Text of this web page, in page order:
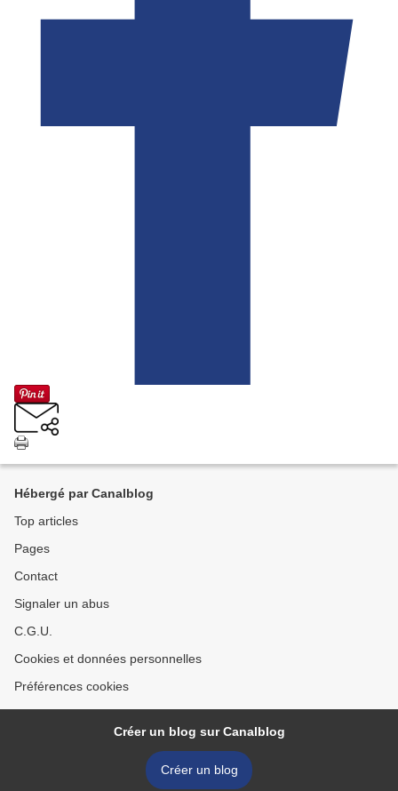
Hébergé par Canalblog
Top articles
Pages
Contact
Signaler un abus
C.G.U.
Cookies et données personnelles
Préférences cookies
Créer un blog sur Canalblog
Créer un blog